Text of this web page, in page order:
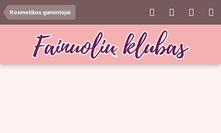
Kosmetikos gamintojai